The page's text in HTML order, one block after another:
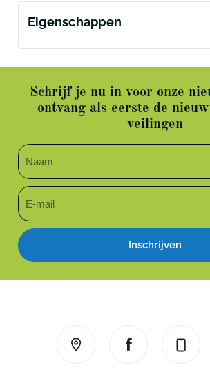
Eigenschappen
Schrijf je nu in voor onze
ontvang als eerste de
veilingen
Inschrijven